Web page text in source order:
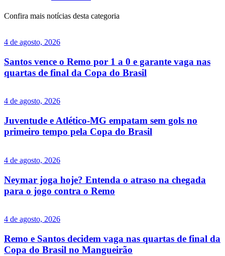
Confira mais notícias desta categoria
4 de agosto, 2026
Santos vence o Remo por 1 a 0 e garante vaga nas
quartas de final da Copa do Brasil
4 de agosto, 2026
Juventude e Atlético-MG empatam sem gols no
primeiro tempo pela Copa do Brasil
4 de agosto, 2026
Neymar joga hoje? Entenda o atraso na chegada
para o jogo contra o Remo
4 de agosto, 2026
Remo e Santos decidem vaga nas quartas de final da
Copa do Brasil no Mangueirão